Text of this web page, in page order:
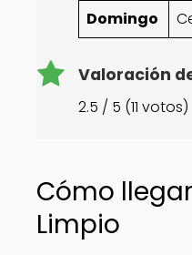
Domingo
Valoración
2.5 / 5 (11 votos)
Cómo
Limpio